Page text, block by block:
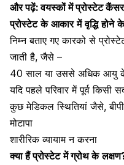
और पढ़ें:वयस्कों में प्रोस्टेट
प्रोस्टेट के आकार में वृद्धि होने के
निम्न बताए गए कारको से
जाती है,जैसे –
40साल या उससे अधिक आयु
यदि पहले परिवार में पूर्व किसी
कुछ मेडिकल स्थितियां जैसे,बीपी
मोटापा
शारीरिक व्यायाम न करना
क्या हैं प्रोस्टेट में ग्रोथ के